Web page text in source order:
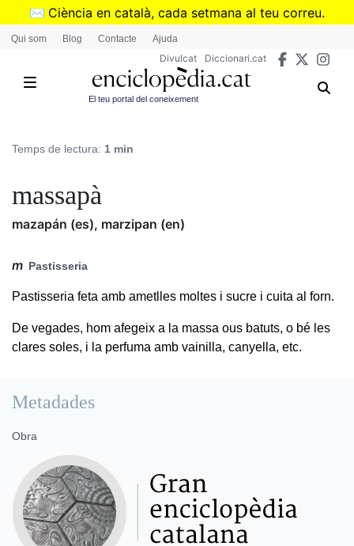
Vés
✉️ Ciència en català, cada setmana al teu correu.
➜Subscriu-te al butlletí de Divulcat
Qui som Blog Contacte Ajuda
Divulcat Diccionari.cat
El teu portal del coneixement
Temps de lectura: 1 min
massapà
mazapán (es), marzipan (en)
m Pastisseria
Pastisseria feta amb ametlles moltes i sucre i cuita al forn.
De vegades, hom afegeix a la massa ous batuts, o bé les
clares soles, i la perfuma amb vainilla, canyella, etc.
Metadades
Obra